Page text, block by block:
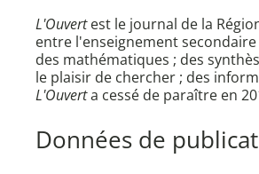
L'Ouvertest le journal de la
entre l'enseignement
des mathématiques ; des
le plaisir de chercher ; des
L'Ouverta cessé de paraître en
Données de